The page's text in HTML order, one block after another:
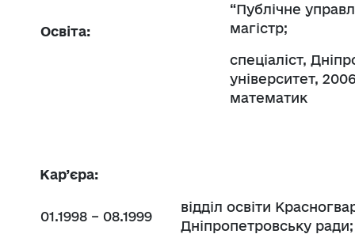
Освіта:
“Публічне
магістр;
спеціаліст,
університет,
математик
Кар’єра:
01.1998 – 08.1999
відділ освіти
Дніпропетровську ради;